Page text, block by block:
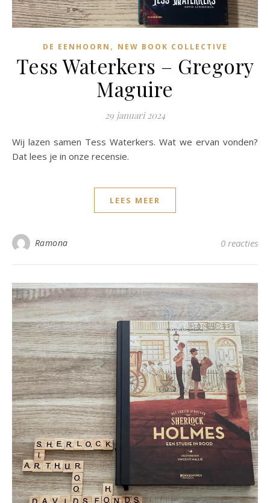
DE EENHOORN , NEW BOOK COLLECTIVE
Tess Waterkers – Gregory
Maguire
29 januari 2024
Wij lazen samen Tess Waterkers. Wat we ervan vonden?
Dat lees je in onze recensie.
LEES MEER
Ramona 0 reacties